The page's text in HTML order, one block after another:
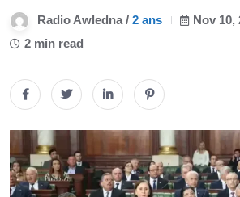
Radio Awledna / 2 ans Nov 10,
2 min read